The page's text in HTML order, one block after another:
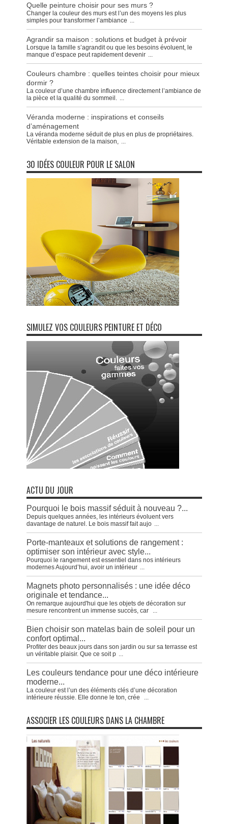
Quelle peinture choisir pour ses murs ?
Changer la couleur des murs est l’un des moyens les plus
simples pour transformer l’ambiance
Agrandir sa maison : solutions et budget à prévoir
Lorsque la famille s’agrandit ou que les besoins évoluent, le
manque d’espace peut rapidement devenir
Couleurs chambre : quelles teintes choisir pour mieux
dormir ?
La couleur d’une chambre influence directement l’ambiance de
la pièce et la qualité du sommeil.
Véranda moderne : inspirations et conseils
d’aménagement
La véranda moderne séduit de plus en plus de propriétaires.
Véritable extension de la maison,
30 IDÉES COULEUR POUR LE SALON
SIMULEZ VOS COULEURS PEINTURE ET DÉCO
ACTU DU JOUR
Pourquoi le bois massif séduit à nouveau ?...
Depuis quelques années, les intérieurs évoluent vers
davantage de naturel. Le bois massif fait aujo
Porte-manteaux et solutions de rangement :
optimiser son intérieur avec style...
Pourquoi le rangement est essentiel dans nos intérieurs
modernes Aujourd’hui, avoir un intérieur
Magnets photo personnalisés : une idée déco
originale et tendance...
On remarque aujourd'hui que les objets de décoration sur
mesure rencontrent un immense succès, car
Bien choisir son matelas bain de soleil pour un
confort optimal...
Profiter des beaux jours dans son jardin ou sur sa terrasse est
un véritable plaisir. Que ce soit p
Les couleurs tendance pour une déco intérieure
moderne...
La couleur est l’un des éléments clés d’une décoration
intérieure réussie. Elle donne le ton, crée
ASSOCIER LES COULEURS DANS LA CHAMBRE